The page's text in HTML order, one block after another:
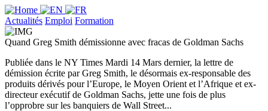
Actualités Emploi Formation
Quand Greg Smith démissionne avec fracas de Goldman Sachs
Publiée dans le NY Times Mardi 14 Mars dernier, la lettre de
démission écrite par Greg Smith, le désormais ex-responsable des
produits dérivés pour l’Europe, le Moyen Orient et l’Afrique et ex-
directeur exécutif de Goldman Sachs, jette une fois de plus
l’opprobre sur les banquiers de Wall Street...